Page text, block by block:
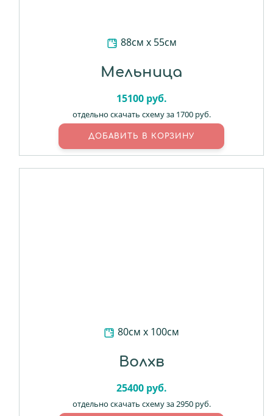
88см х 55см
Мельница
15100 руб.
отдельно скачать схему за 1700 руб.
80см х 100см
Волхв
25400 руб.
отдельно скачать схему за 2950 руб.